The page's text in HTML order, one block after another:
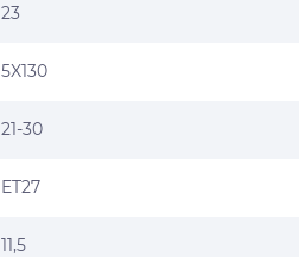
23
5X130
21-30
ET27
11,5